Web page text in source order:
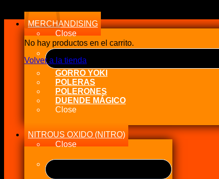
No hay productos en el carrito.
Volver a la tienda
MERCHANDISING
Close
GORRO YOKI
POLERAS
POLERONES
DUENDE MÁGICO
Close
NITROUS OXIDO (NITRO)
Close